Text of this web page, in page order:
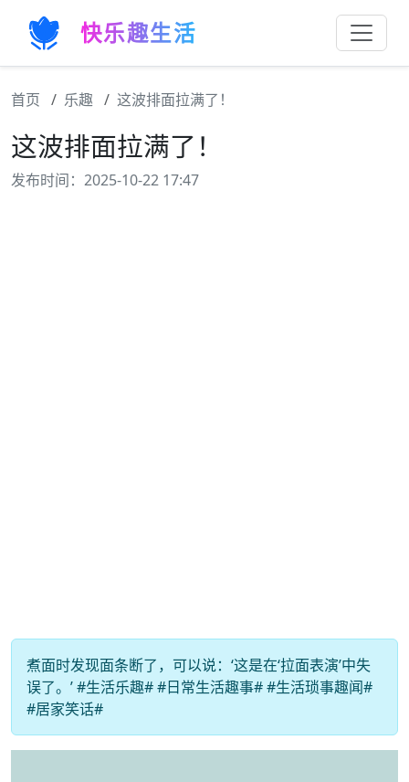
快乐趣生活
首页 乐趣 这波排面拉满了！
这波排面拉满了！
发布时间：2025-10-22 17:47
煮面时发现面条断了，可以说：‘这是在‘拉面表演’中失
误了。’ #生活乐趣# #日常生活趣事# #生活琐事趣闻#
#居家笑话#